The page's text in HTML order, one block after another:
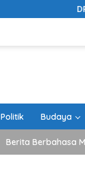
DPRD Tanah
Politik Budaya
Berita Berbahasa